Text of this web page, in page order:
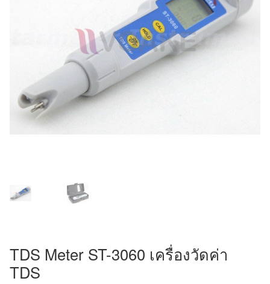
TDS Meter ST-3060 เครื่องวัดค่า
TDS